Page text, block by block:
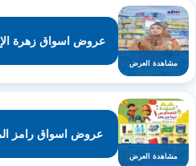
مشاهدة العرض
عروض اسواق زهرة
مشاهدة العرض
عروض اسواق رامز المتنوعة من